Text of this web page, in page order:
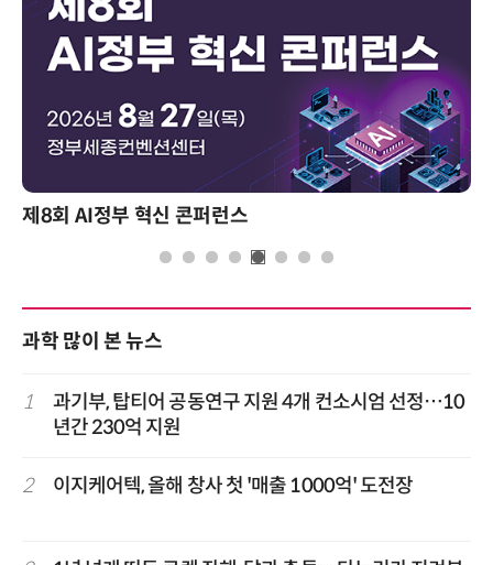
제8회 AI정부 혁신 콘퍼런스
과학 많이 본 뉴스
1
과기부, 탑티어 공동연구 지원 4개 컨소시엄 선정…10
년간 230억 지원
2 이지케어텍, 올해 창사 첫 '매출 1000억' 도전장